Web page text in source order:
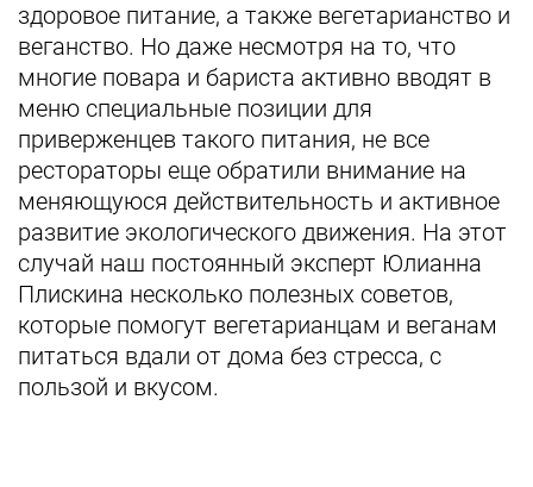
здоровое питание, а также вегетарианство и
веганство. Но даже несмотря на то, что
многие повара и бариста активно вводят в
меню специальные позиции для
приверженцев такого питания, не все
рестораторы еще обратили внимание на
меняющуюся действительность и активное
развитие экологического движения. На этот
случай наш постоянный эксперт Юлианна
Плискина несколько полезных советов,
которые помогут вегетарианцам и веганам
питаться вдали от дома без стресса, с
пользой и вкусом.